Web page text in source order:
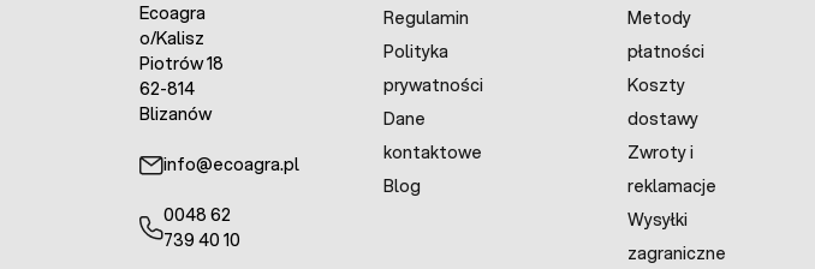
Ecoagra
o/Kalisz
Piotrów 18
62-814
Blizanów
info@ecoagra.pl
0048 62
739 40 10
Regulamin
Polityka
prywatności
Dane
kontaktowe
Blog
Metody
płatności
Koszty
dostawy
Zwroty i
reklamacje
Wysyłki
zagraniczne